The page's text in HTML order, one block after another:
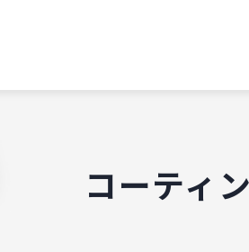
コーティ